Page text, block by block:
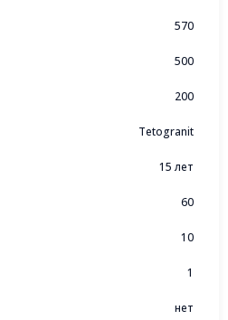
570
500
200
Tetogranit
15 лет
60
10
1
нет